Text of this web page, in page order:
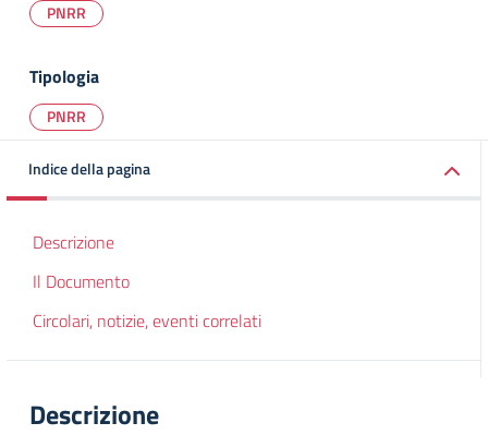
PNRR
Tipologia
PNRR
Indice della pagina
Descrizione
Il Documento
Circolari, notizie, eventi correlati
Descrizione